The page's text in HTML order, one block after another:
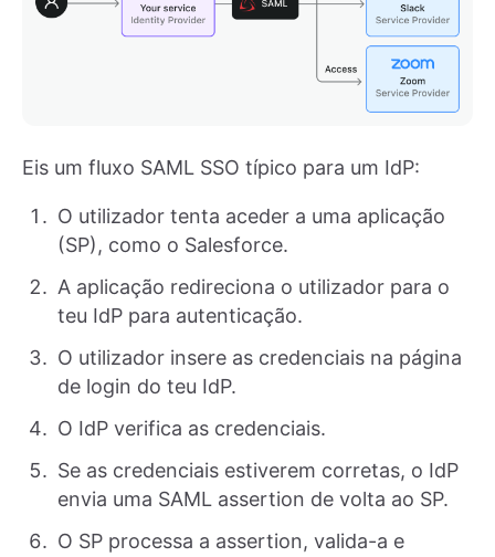
Eis um fluxo SAML SSO típico para um IdP:
O utilizador tenta aceder a uma aplicação
(SP), como o Salesforce.
A aplicação redireciona o utilizador para o
teu IdP para autenticação.
O utilizador insere as credenciais na página
de login do teu IdP.
O IdP verifica as credenciais.
Se as credenciais estiverem corretas, o IdP
envia uma SAML assertion de volta ao SP.
O SP processa a assertion, valida-a e